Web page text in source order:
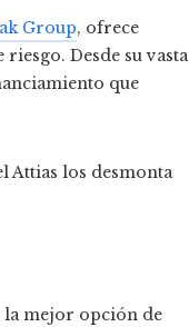
Group, ofrece
Desde su vasta
que
Attias los desmonta
la mejor opción de